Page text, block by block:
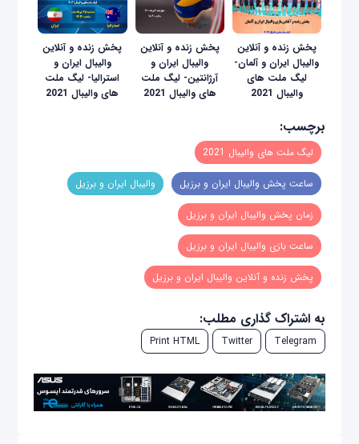
پخش زنده و آنلاین
والیبال ایران و آلمان-
لیگ ملت های
والیبال 2021
پخش زنده و آنلاین
والیبال ایران و
آرژانتین- لیگ ملت
های والیبال 2021
پخش زنده و آنلاین
والیبال ایران و
استرالیا- لیگ ملت
های والیبال 2021
برچسب:
لیگ ملت های والیبال 2021
ساعت پخش والیبال ایران و برزیل والیبال ایران و برزیل
زمان پخش والیبال ایران و برزیل
ساعت بازی والیبال ایران و برزیل
پخش زنده و آنلاین والیبال ایران و برزیل
به اشتراک گذاری مطلب:
Telegram
Twitter
Print HTML